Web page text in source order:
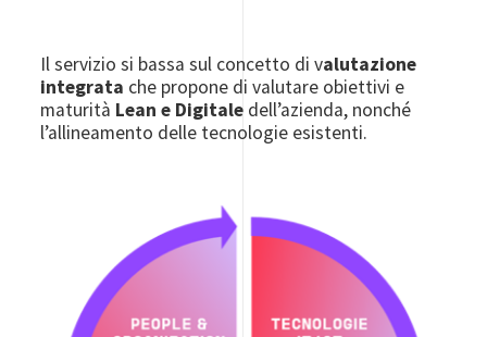
Il servizio si bassa sul concetto di valutazione
integrata che propone di valutare obiettivi e
maturità Lean e Digitale dell’azienda, nonché
l’allineamento delle tecnologie esistenti.